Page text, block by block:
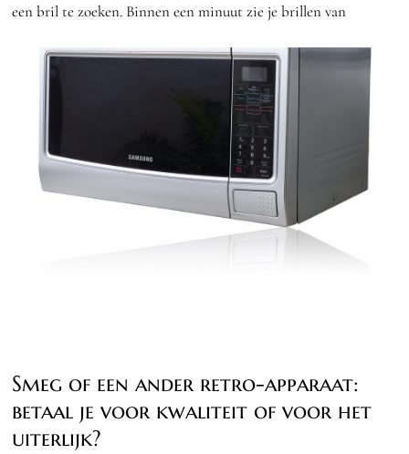
een bril te zoeken. Binnen een minuut zie je brillen van
Smeg of een ander retro-apparaat:
betaal je voor kwaliteit of voor het
uiterlijk?